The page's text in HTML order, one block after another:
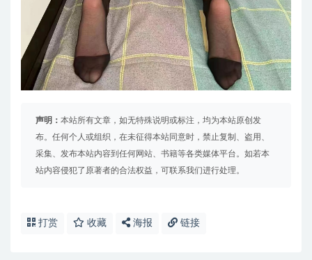
声明： 本站所有文章，如无特殊说明或标注，均为本站原创发
布。任何个人或组织，在未征得本站同意时，禁止复制、盗用、
采集、发布本站内容到任何网站、书籍等各类媒体平台。如若本
站内容侵犯了原著者的合法权益，可联系我们进行处理。
打赏 收藏 海报 链接